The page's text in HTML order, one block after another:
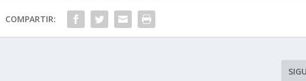
COMPARTIR: